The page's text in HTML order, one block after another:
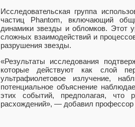
Исследовательская группа
частиц Phantom, включающий
динамики звезды и обломков. Этот
сложных взаимодействий и
разрушения звезды.
«Результаты исследования
которые действуют как слой
ультрафиолетовое излучение,
потенциальное объяснение
этих событий, предполагая, что
расхождений», — добавил профессор